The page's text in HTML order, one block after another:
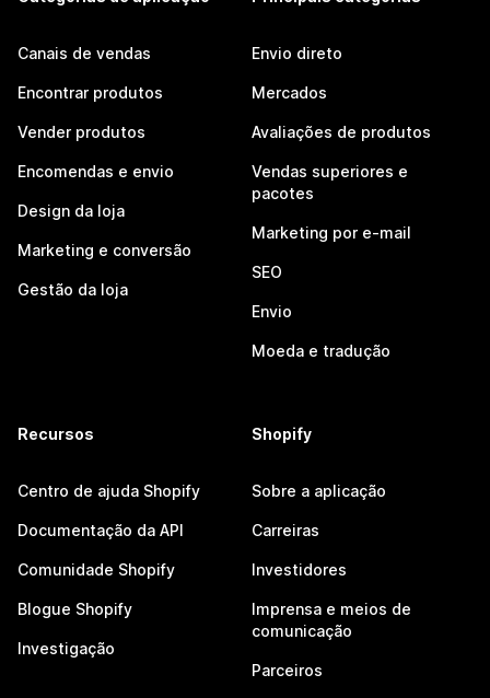
Canais de vendas
Encontrar produtos
Vender produtos
Encomendas e envio
Design da loja
Marketing e conversão
Gestão da loja
Envio direto
Mercados
Avaliações de produtos
Vendas superiores e
pacotes
Marketing por e-mail
SEO
Envio
Moeda e tradução
Recursos
Centro de ajuda Shopify
Documentação da API
Comunidade Shopify
Blogue Shopify
Investigação
Shopify
Sobre a aplicação
Carreiras
Investidores
Imprensa e meios de
comunicação
Parceiros